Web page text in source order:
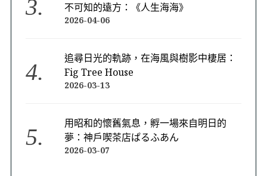
不可知的遠方：《人生海海》
2026-04-06
追尋日光的軌跡，在海風與樹影中棲居：
Fig Tree House
2026-03-13
用昭和的懷舊氣息，孵一場來自明日的
夢：神戶喫茶店ぱるふあん
2026-03-07